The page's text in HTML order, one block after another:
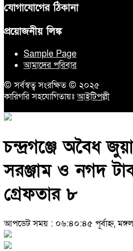
যোগাযোগের ঠিকানা
প্রয়োজনীয় লিঙ্ক
Sample Page
আমাদের পরিবার
© সর্বস্বত্ব সংরক্ষিত © ২০২৫
কারিগরি সহযোগিতায়ঃআইটিপল্লী
চন্দ্রগঞ্জে অবৈধ
সরঞ্জাম ও নগদ
গ্রেফতার ৮
আপডেট সময় : ০৬:৪০:৪৫ পূর্বাহ্ন,